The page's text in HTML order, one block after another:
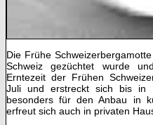
Die Frühe
Schweiz gezüchtet wurde
Erntezeit der Frühen
Juli und erstreckt sich bis in
besonders für den Anbau in
erfreut sich auch in privaten